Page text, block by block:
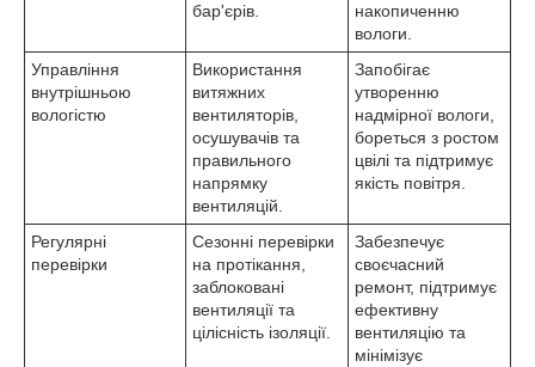
бар'єрів.
накопиченню
вологи.
Управління
внутрішньою
вологістю
Використання
витяжних
вентиляторів,
осушувачів та
правильного
напрямку
вентиляцій.
Запобігає
утворенню
надмірної вологи,
бореться з ростом
цвілі та підтримує
якість повітря.
Регулярні
перевірки
Сезонні перевірки
на протікання,
заблоковані
вентиляції та
цілісність ізоляції.
Забезпечує
своєчасний
ремонт, підтримує
ефективну
вентиляцію та
мінімізує